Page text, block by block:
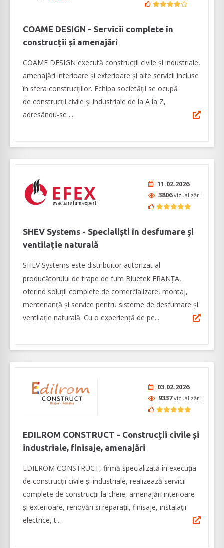
COAME DESIGN - Servicii complete în
construcții și amenajări
COAME DESIGN execută construcții civile și industriale,
amenajări interioare și exterioare și alte servicii incluse
în sfera construcțiilor. Echipa societății se ocupă
de construcții civile și industriale de la A la Z,
adresându-se ...
11.02.2026
3806vizualizări
SHEV Systems - Specialiști în desfumare și
ventilație naturală
SHEV Systems este distribuitor autorizat al
producătorului de trape de fum Bluetek FRANȚA,
oferind soluții complete de comercializare, montaj,
mentenanță și service pentru sisteme de desfumare și
ventilație naturală. Cu o experiență de pe...
03.02.2026
9337vizualizări
EDILROM CONSTRUCT - Construcții civile și
industriale, finisaje, amenajări
EDILROM CONSTRUCT, firmă specializată în execuția
de construcții civile și industriale, realizează servicii
complete de construcții la cheie, amenajări interioare
şi exterioare, renovări şi reparaţii, finisaje, instalaţii
electrice, t...